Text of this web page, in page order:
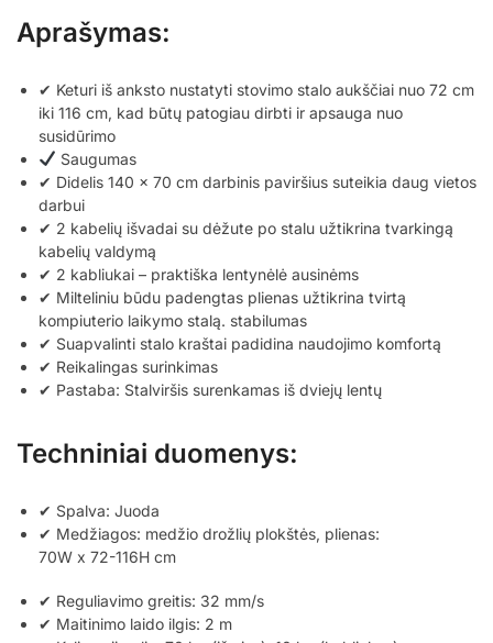
Aprašymas:
✔ Keturi iš anksto nustatyti stovimo stalo aukščiai nuo 72 cm
iki 116 cm, kad būtų patogiau dirbti ir apsauga nuo
susidūrimo
Saugumas
✔ Didelis 140 x 70 cm darbinis paviršius suteikia daug vietos
darbui
✔ 2 kabelių išvadai su dėžute po stalu užtikrina tvarkingą
kabelių valdymą
✔ 2 kabliukai – praktiška lentynėlė ausinėms
✔ Milteliniu būdu padengtas plienas užtikrina tvirtą
kompiuterio laikymo stalą. stabilumas
✔ Suapvalinti stalo kraštai padidina naudojimo komfortą
✔ Reikalingas surinkimas
✔ Pastaba: Stalviršis surenkamas iš dviejų lentų
Techniniai duomenys:
✔ Spalva: Juoda
✔ Medžiagos: medžio drožlių plokštės, plienas:
70W x 72-116H cm
✔ Reguliavimo greitis: 32 mm/s
✔ Maitinimo laido ilgis: 2 m